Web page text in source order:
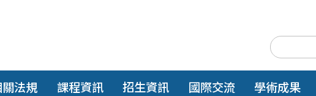
法規 課程資訊 招生資訊 國際交流 學術成果